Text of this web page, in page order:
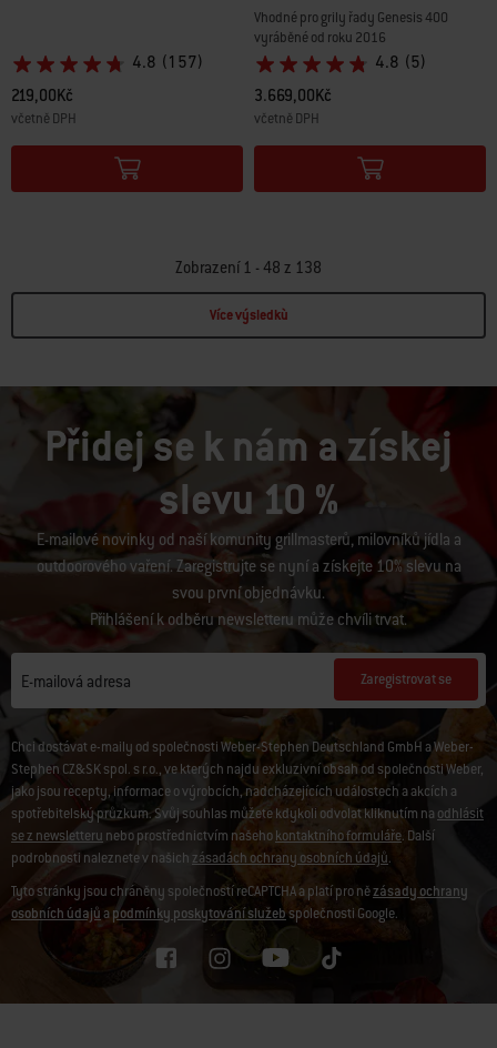
4.8 (157)
219,00Kč
včetně DPH
Color Options
Vhodné pro grily řady Genesis 400
vyráběné od roku 2016
4.8 (5)
3.669,00Kč
včetně DPH
Color Options
Zobrazení 1 - 48 z 138
Více výsledkù
Přidej se k nám a získej
slevu 10 %
E-mailové novinky od naší komunity grillmasterů, milovníků jídla a
outdoorového vaření. Zaregistrujte se nyní a získejte 10% slevu na
svou první objednávku.
Přihlášení k odběru newsletteru může chvíli trvat.
E-mailová adresa Zaregistrovat se
Chci dostávat e-maily od společnosti Weber-Stephen Deutschland GmbH a Weber-
Stephen CZ&SK spol. s r.o., ve kterých najdu exkluzivní obsah od společnosti Weber,
jako jsou recepty, informace o výrobcích, nadcházejících událostech a akcích a
spotřebitelský průzkum. Svůj souhlas můžete kdykoli odvolat kliknutím na odhlásit
se z newsletteru nebo prostřednictvím našehokontaktního formuláře. Další
podrobnosti naleznete v našichzásadách ochrany osobních údajů.
Tyto stránky jsou chráněny společností reCAPTCHA a platí pro nězásady ochrany
osobních údajů apodmínky poskytování služebspolečnosti Google.